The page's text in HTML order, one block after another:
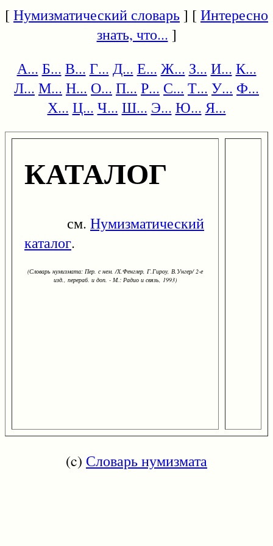
[Нумизматический словарь] [Интересно
знать, что... ]
А... Б... В... Г... Д... Е... Ж... З... И... К...
Л... М... Н... О... П... Р... С... Т... У... Ф...
Х... Ц... Ч... Ш... Э... Ю... Я...
КАТАЛОГ
см. Нумизматический
каталог.
(Словарь нумизмата: Пер. с нем. /Х.Фенглер, Г.Гироу, В.Унгер/ 2-е
изд., перераб. и доп. - М.: Радио и связь, 1993)
(c) Словарь нумизмата